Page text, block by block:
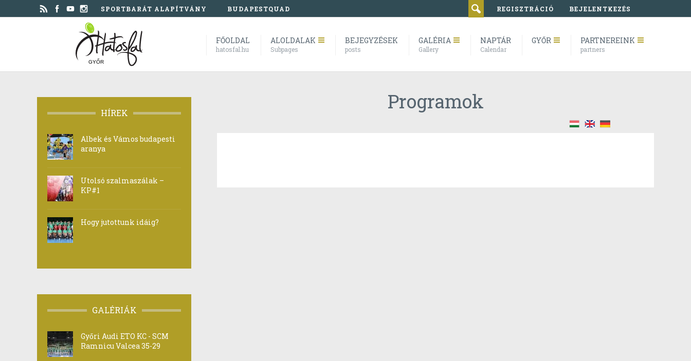
SPORTBARÁT ALAPÍTVÁNY BUDAPESTQUAD REGISZTRÁCIÓ BEJELENTKEZÉS
GYŐR
FŐOLDAL
hatosfal.hu
ALOLDALAK
Subpages
BEJEGYZÉSEK
posts
GALÉRIA
Gallery
NAPTÁR
Calendar
GYŐR PARTNEREINK
partners
Programok
HÍREK
Albek és Vámos budapesti
aranya
Utolsó szalmaszálak –
KP#1
Hogy jutottunk idáig?
GALÉRIÁK
Győri Audi ETO KC - SCM
Ramnicu Valcea 35-29